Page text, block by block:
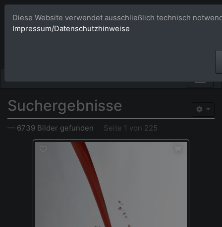
Bildagentur
Suchergebnisse
— 6739 Bilder gefunden Seite 1 von 225
Diese Website verwendet ausschließlich technisch
Impressum/Datenschutzhinweise